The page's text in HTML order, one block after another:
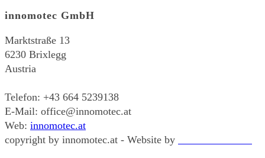
innomotec GmbH
Marktstraße 13
6230 Brixlegg
Austria
Telefon: +43 664 5239138
E-Mail: office@innomotec.at
Web: innomotec.at
copyright by innomotec.at - Website by